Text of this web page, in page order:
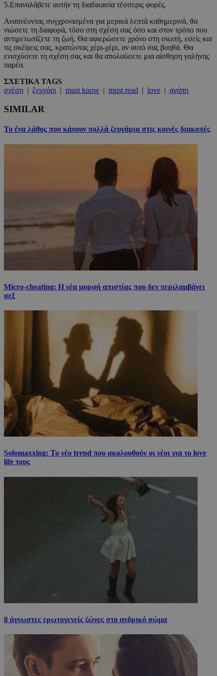
5.Επαναλάβετε αυτήν τη διαδικασία τέσσερις φορές.
Αναπνέοντας συγχρονισμένα για μερικά λεπτά καθημερινά, θα
νιώσετε τη διαφορά, τόσο στη σχέση σας όσο και στον τρόπο που
αντιμετωπίζετε τη ζωή. Θα αφιερώσετε χρόνο στη σιωπή, εσείς και
τις σκέψεις σας, κρατώντας χέρι-χέρι, αν αυτό σας βοηθά. Θα
ενισχύσετε τη σχέση σας και θα απολαύσετε μια αίσθηση γαλήνης
παρέα.
ΣΧΕΤΙΚΑ TAGS
σχέση | ζευγάρι | must know | must read | love | αγάπη
SIMILAR
Το ένα λάθος που κάνουν πολλά ζευγάρια στις κοινές διακοπές
Micro-cheating: Η νέα μορφή απιστίας που δεν περιλαμβάνει
σεξ
Solomaxxing: Το νέο trend που ακολουθούν οι νέοι για το love
life τους
8 άγνωστες ερωτογενείς ζώνες στο ανδρικό σώμα